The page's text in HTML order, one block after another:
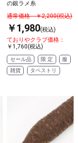
の銀ラメ糸
通常価格 ￥2,200(税込)
￥1,980(税込)
ておりやクラブ価格：
￥1,760(税込)
セール品 限 定
服
雑貨
タペストリ